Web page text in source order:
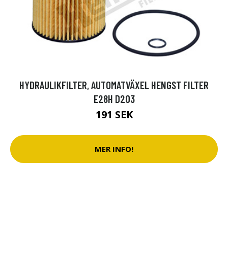
HYDRAULIKFILTER, AUTOMATVÄXEL HENGST FILTER
E28H D203
191 SEK
MER INFO!